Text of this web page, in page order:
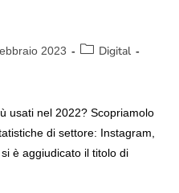
2023
Digital
usati nel 2022? Scopriamolo
di settore: Instagram,
è aggiudicato il titolo di